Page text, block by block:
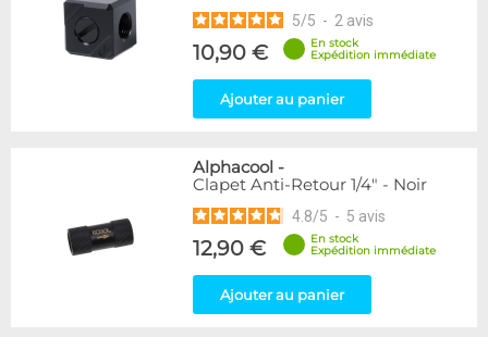
5/5 - 2 avis
10,90 €
En stock
Expédition immédiate
Ajouter au panier
Alphacool -
Clapet Anti-Retour 1/4" - Noir
4.8/5 - 5 avis
12,90 €
En stock
Expédition immédiate
Ajouter au panier